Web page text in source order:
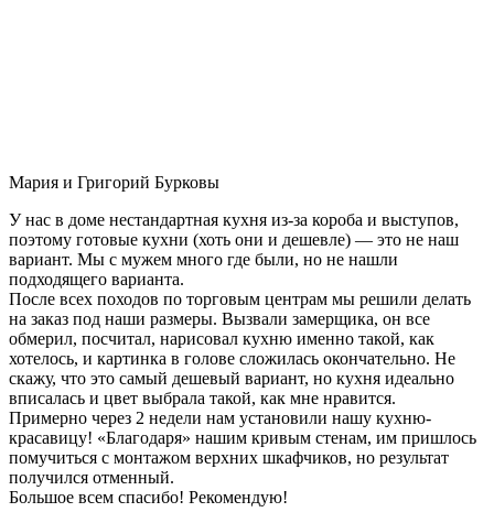
Мария и Григорий Бурковы
У нас в доме нестандартная кухня из-за короба и выступов,
поэтому готовые кухни (хоть они и дешевле) — это не наш
вариант. Мы с мужем много где были, но не нашли
подходящего варианта.
После всех походов по торговым центрам мы решили делать
на заказ под наши размеры. Вызвали замерщика, он все
обмерил, посчитал, нарисовал кухню именно такой, как
хотелось, и картинка в голове сложилась окончательно. Не
скажу, что это самый дешевый вариант, но кухня идеально
вписалась и цвет выбрала такой, как мне нравится.
Примерно через 2 недели нам установили нашу кухню-
красавицу! «Благодаря» нашим кривым стенам, им пришлось
помучиться с монтажом верхних шкафчиков, но результат
получился отменный.
Большое всем спасибо! Рекомендую!